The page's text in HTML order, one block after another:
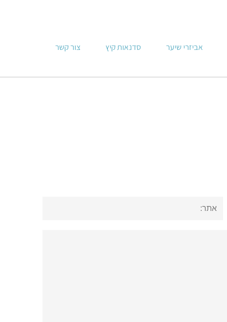
אביזרי שיער סדנאות קיץ צור קשר